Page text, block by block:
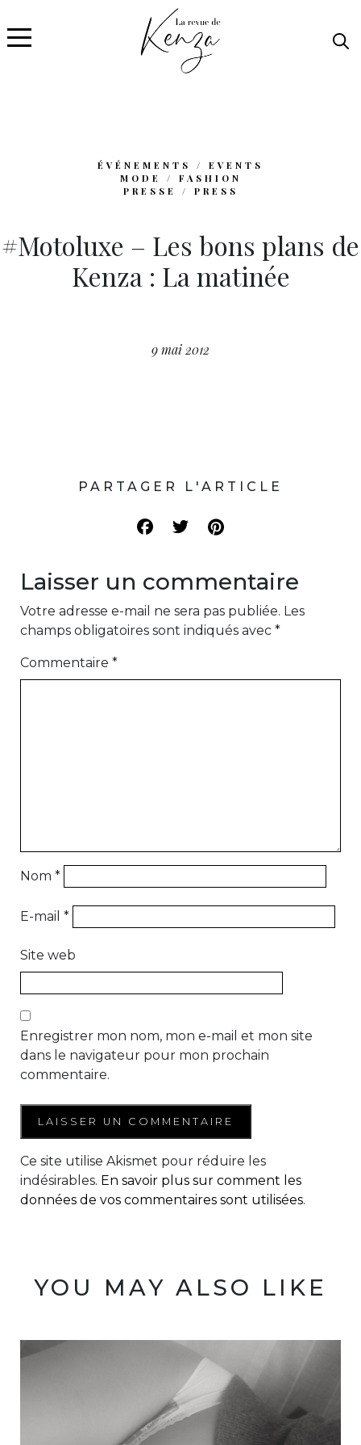
ÉVÉNEMENTS / EVENTS
MODE / FASHION
PRESSE / PRESS
#Motoluxe – Les bons plans de
Kenza : La matinée
9 mai 2012
PARTAGER L'ARTICLE
Laisser un commentaire
Votre adresse e-mail ne sera pas publiée. Les
champs obligatoires sont indiqués avec *
Commentaire *
Nom *
E-mail *
Site web
Enregistrer mon nom, mon e-mail et mon site
dans le navigateur pour mon prochain
commentaire.
Ce site utilise Akismet pour réduire les
indésirables. En savoir plus sur comment les
données de vos commentaires sont utilisées.
YOU MAY ALSO LIKE